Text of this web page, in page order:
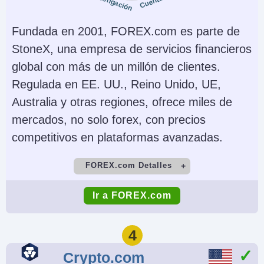
NFA, CFTC, CySEC
Instrumentos
Futuros, Forex,
Acciones, Opciones,
Materias Primas,
Futuros, Cripto (no
futuros depende del
proveedor)
Plataformas
NinjaTrader Desktop,
Web & Mobile, eSignal
Monedas de cuenta
USD, EUR, GBP, CAD,
Trading Automatizado
NinjaScript or via
Automated Trading
Fundada en 2001, FOREX.com es parte de
StoneX, una empresa de servicios financieros
global con más de un millón de clientes.
Regulada en EE. UU., Reino Unido, UE,
Australia y otras regiones, ofrece miles de
mercados, no solo forex, con precios
competitivos en plataformas avanzadas.
FOREX.com Detalles
Cuenta Demo Depósito Mínimo
Ir a FOREX.com
4
Crypto.com